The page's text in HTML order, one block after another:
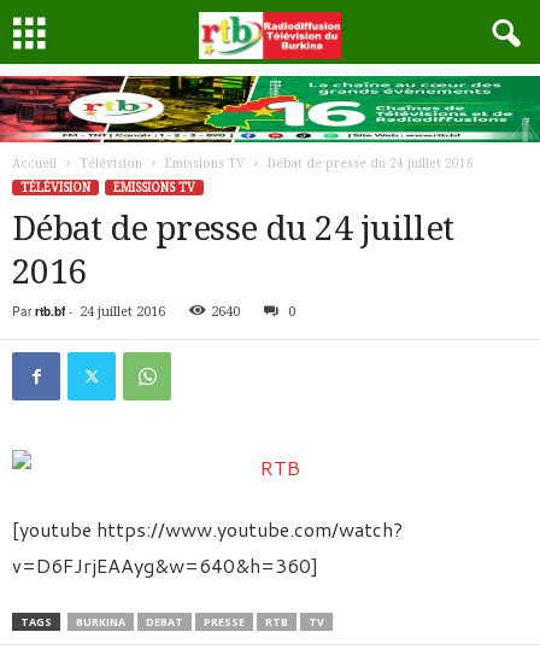
Accueil Télévision Emissions TV
Débat de presse du 24 juillet 2016
TÉLÉVISION
EMISSIONS TV
Débat de presse du 24 juillet
2016
Par rtb.bf- 24 juillet 2016 2640 0
[youtube https://www.youtube.com/watch?
v=D6FJrjEAAyg&w=640&h=360]
TAGS BURKINA DEBAT PRESSE RTB TV